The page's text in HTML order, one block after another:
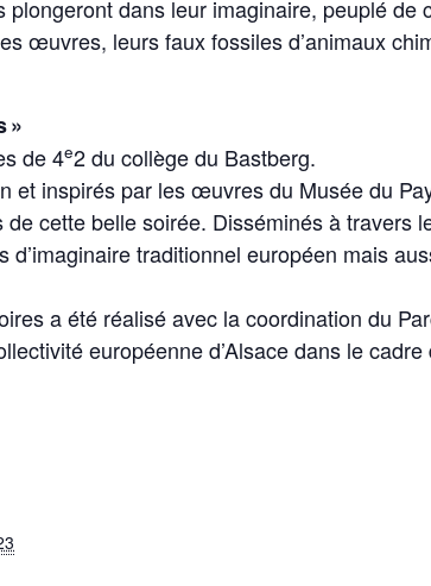
dans leur imaginaire, peuplé de
œuvres, leurs faux fossiles d’animaux
»
de 4e2 du collège du Bastberg.
et inspirés par les œuvres du Musée du
cette belle soirée. Disséminés à travers
traditionnel européen mais
a été réalisé avec la coordination du
européenne d’Alsace dans le cadre